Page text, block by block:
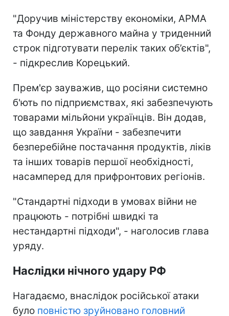
"Доручив міністерству економіки, АРМА
та Фонду державного майна у триденний
строк підготувати перелік таких об’єктів",
- підкреслив Корецький.
Прем'єр зауважив, що росіяни системно
б'ють по підприємствах, які забезпечують
товарами мільйони українців. Він додав,
що завдання України - забезпечити
безперебійне постачання продуктів, ліків
та інших товарів першої необхідності,
насамперед для прифронтових регіонів.
"Стандартні підходи в умовах війни не
працюють - потрібні швидкі та
нестандартні підходи", - наголосив глава
уряду.
Наслідки нічного удару РФ
Нагадаємо, внаслідок російської атаки
було повністю зруйновано головний